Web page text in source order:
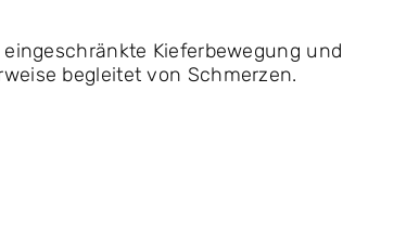
Kieferbewegung und
begleitet von Schmerzen.